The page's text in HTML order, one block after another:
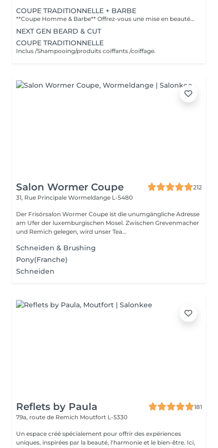
COUPE TRADITIONNELLE + BARBE
**Coupe Homme & Barbe** Offrez-vous une mise en beauté complète avec notre service **Coupe Homme & Barbe**, conçu pour les hommes qui souhaitent un style parfaitement maîtrisé de la tête à la barbe. La prestation débute par une **consultation personnalisée** afin de définir la coupe et la forme de barbe qui mettront le mieux en valeur votre visage. Nos experts réalisent ensuite une **coupe de cheveux précise et structurée**, suivie d'un **travail minutieux de la barbe** : taille, définition des contours et mise en forme pour un rendu propre et harmonieux. Le service se termine par un **coiffage professionnel et une finition barbe soignée** pour un résultat net, élégant et durable. L'alliance parfaite entre coupe et barbe pour un look soigné, moderne et parfaitement équilibré.
NEXT GEN BEARD & CUT
COUPE TRADITIONNELLE
Inclus /Shampooing/produits coiffants /coiffage.
Salon Wormer Coupe
212
31, Rue Principale Wormeldange L-5480
Der Frisörsalon Wormer Coupe ist die unumgängliche Adresse
am Ufer der luxemburgischen Mosel. Zwischen Grevenmacher
und Remich gelegen, wird unser Tea...
Schneiden & Brushing
Pony(Franche)
Schneiden
Reflets by Paula
181
79a, route de Remich Moutfort L-5330
Un espace créé spécialement pour offrir des expériences
uniques, inspirées par la beauté, l'harmonie et le bien-être. Ici,